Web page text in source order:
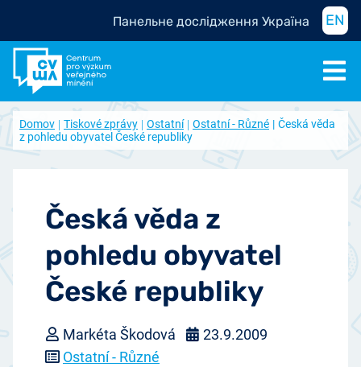
Панельне дослідження Україна EN
Domov Tiskové zprávy Ostatní Ostatní - Různé
Česká věda
z pohledu obyvatel České republiky
Česká věda z
pohledu obyvatel
České republiky
Markéta Škodová
23.9.2009
Ostatní - Různé